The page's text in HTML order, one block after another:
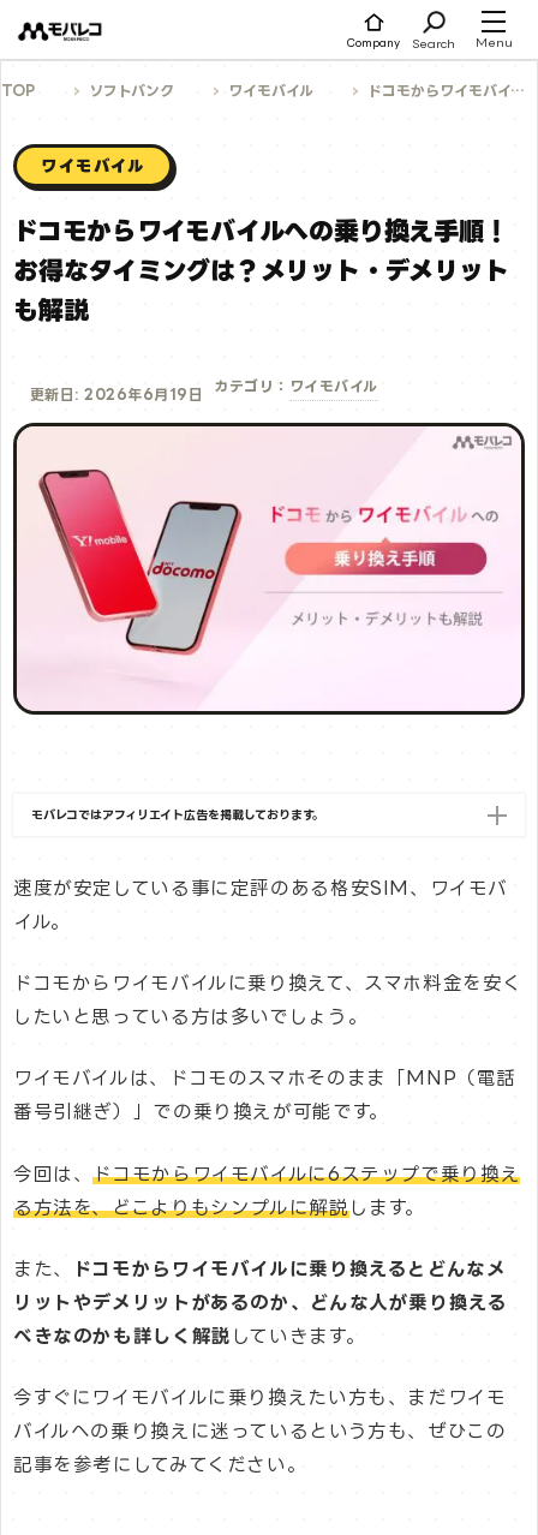
ツ
ス
Company Search Menu
TOP ソフトバンク ワイモバイル ドコモからワイモバイルへの乗り換え手順！お得なタイミングは？メリット・デメリットも解説
ワイモバイル
ドコモからワイモバイルへの乗り換え手順！
お得なタイミングは？メリット・デメリット
も解説
更新日: 2026年6月19日
カテゴリ： ワイモバイル
モバレコではアフィリエイト広告を掲載しております。
速度が安定している事に定評のある格安SIM、ワイモバ
イル。
ドコモからワイモバイルに乗り換えて、スマホ料金を安く
したいと思っている方は多いでしょう。
ワイモバイルは、ドコモのスマホそのまま「MNP（電話
番号引継ぎ）」での乗り換えが可能です。
今回は、ドコモからワイモバイルに6ステップで乗り換え
る方法を、どこよりもシンプルに解説します。
また、
ドコモからワイモバイルに乗り換えるとどんなメ
リットやデメリットがあるのか、どんな人が乗り換える
べきなのかも詳しく解説 していきます。
今すぐにワイモバイルに乗り換えたい方も、まだワイモ
バイルへの乗り換えに迷っているという方も、ぜひこの
記事を参考にしてみてください。